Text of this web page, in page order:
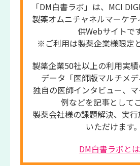
「DM白書ラボ」は、MCI
製薬オムニチャネルマーケ
供Webサイトです
※ご利用は製薬企業様限定
製薬企業50社以上の利用実
データ「医師版マルチメデ
独自の医師インタビュー、
例などを記事として
製薬会社様の課題解決、実
いただけます。
DM白書ラボと